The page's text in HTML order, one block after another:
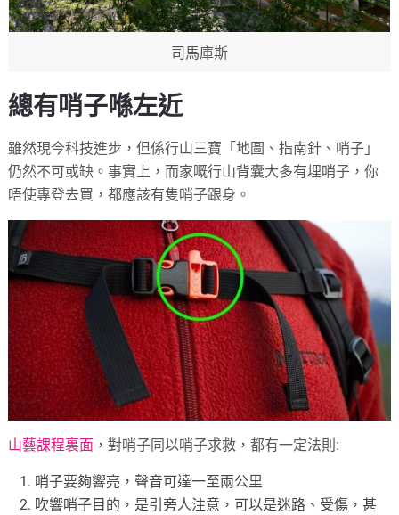
司馬庫斯
總有哨子喺左近
雖然現今科技進步，但係行山三寶「地圖、指南針、哨子」
仍然不可或缺。事實上，而家嘅行山背囊大多有埋哨子，你
唔使專登去買，都應該有隻哨子跟身。
山藝課程裏面 ，對哨子同以哨子求救，都有一定法則:
哨子要夠響亮，聲音可達一至兩公里
吹響哨子目的，是引旁人注意，可以是迷路、受傷，甚